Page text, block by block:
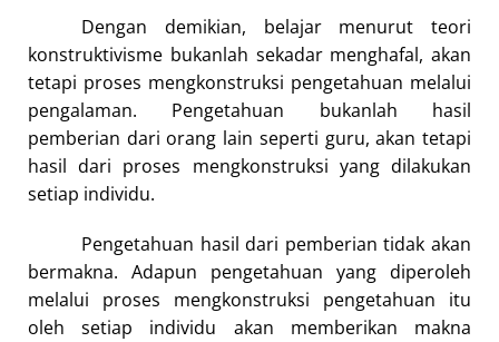
Dengan demikian, belajar menurut teori
konstruktivisme bukanlah sekadar menghafal, akan
tetapi proses mengkonstruksi pengetahuan melalui
pengalaman. Pengetahuan bukanlah hasil
pemberian dari orang lain seperti guru, akan tetapi
hasil dari proses mengkonstruksi yang dilakukan
setiap individu.
Pengetahuan hasil dari pemberian tidak akan
bermakna. Adapun pengetahuan yang diperoleh
melalui proses mengkonstruksi pengetahuan itu
oleh setiap individu akan memberikan makna